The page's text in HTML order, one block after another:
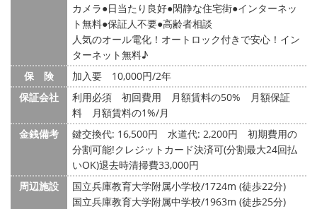
カメラ
日当たり良好 閑静な住宅街 インターネッ
ト無料 保証人不要 高齢者相談
人気のオール電化！オートロック付きで安心！イン
ターネット無料♪
保 険
加入要 10,000円/2年
保証会社
利用必須 初回費用 月額賃料の50% 月額保証
料 月額賃料の1%/月
金銭備考
鍵交換代: 16,500円 水道代: 2,200円
初期費用の
分割可能!クレジットカード決済可(分割最大24回払
いOK)退去時清掃費33,000円
周辺施設
国立兵庫教育大学附属小学校/1724m (徒歩22分)
国立兵庫教育大学附属中学校/1963m (徒歩25分)